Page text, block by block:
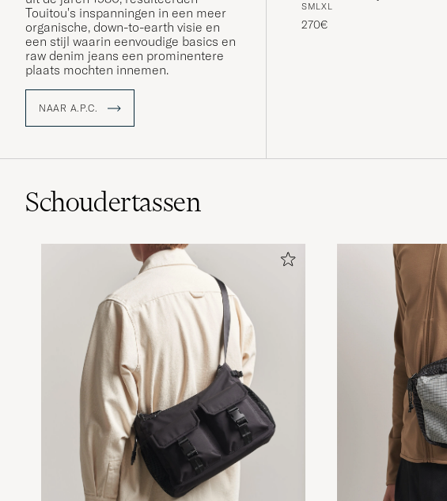
Touitou's inspanningen in een meer
organische, down-to-earth visie en
een stijl waarin eenvoudige basics en
raw denim jeans een prominentere
plaats mochten innemen.
NAAR A.P.C.
SMLXL
270€
Schoudertassen